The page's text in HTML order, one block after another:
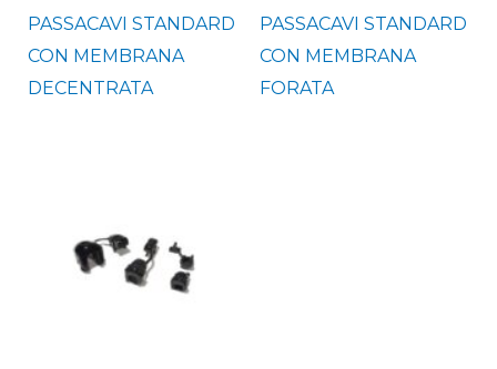
PASSACAVI STANDARD
CON MEMBRANA
DECENTRATA
PASSACAVI STANDARD
CON MEMBRANA
FORATA